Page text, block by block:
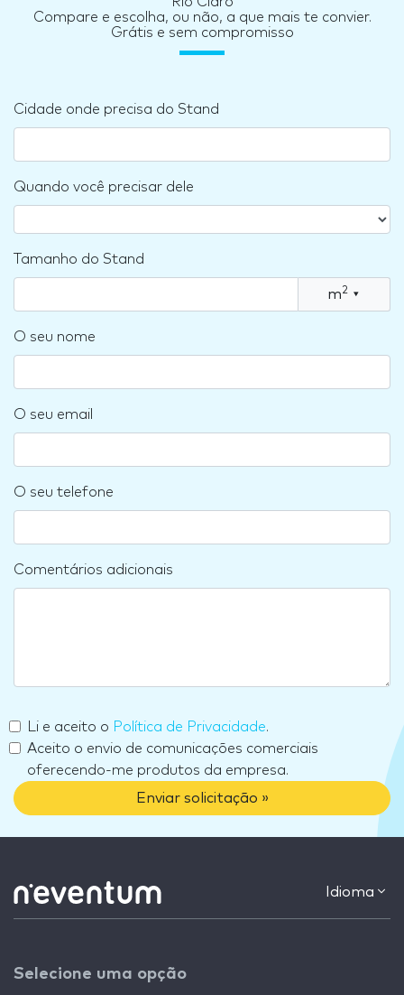
Compare e escolha, ou não, a que mais te convier.
Grátis e sem compromisso
Cidade onde precisa do Stand
Quando você precisar dele
Tamanho do Stand
m2 ▾
O seu nome
O seu email
O seu telefone
Comentários adicionais
Li e aceito o Política de Privacidade.
Aceito o envio de comunicações comerciais
oferecendo-me produtos da empresa.
Enviar solicitação »
Idioma
Selecione uma opção